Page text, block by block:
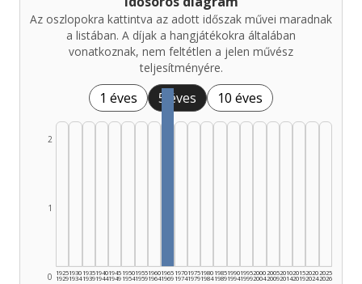
Az oszlopokra kattintva az adott időszak művei maradnak
a listában. A díjak a hangjátékokra általában
vonatkoznak, nem feltétlen a jelen művész
teljesítményére.
1 éves 5 éves 10 éves
0
1
2
1925
1929
1930
1934
1935
1939
1940
1944
1945
1949
1950
1954
1955
1959
1960
1964
1965
1969
1970
1974
1975
1979
1980
1984
1985
1989
1990
1994
1995
1999
2000
2004
2005
2009
2010
2014
2015
2019
2020
2024
2025
2026